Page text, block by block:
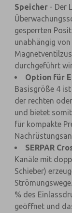
Speicher - Der
gesperrten
unabhängig
durchgeführt
Option für
Basisgröße 4
der rechten
und bietet
für kompakte
SERPAR
Kanäle mit
Schieber)
% des
geöffnet und